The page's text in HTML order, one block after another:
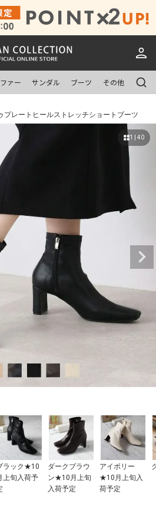
ァー サンダル ブーツ その他
プレートヒールストレッチショートブーツ
1 | 40
ラック★10
上旬入荷予
ダークブラウ
ン★10月上旬
入荷予定
アイボリー
★10月上旬入
荷予定